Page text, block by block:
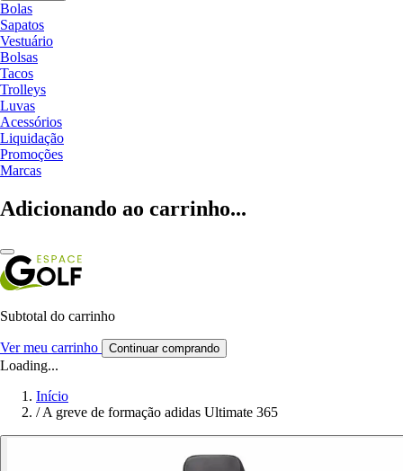
Bolas
Sapatos
Vestuário
Bolsas
Tacos
Trolleys
Luvas
Acessórios
Liquidação
Promoções
Marcas
Adicionando ao carrinho...
Subtotal do carrinho
Ver meu carrinho Continuar comprando
Loading...
Início
/ A greve de formação adidas Ultimate 365